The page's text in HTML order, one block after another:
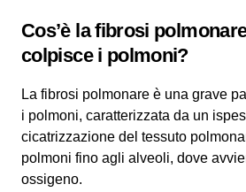
Cos’è la fibrosi
colpisce i polmoni?
La fibrosi polmonare è una grave
i polmoni, caratterizzata da un
cicatrizzazione del tessuto
polmoni fino agli alveoli, dove
ossigeno.